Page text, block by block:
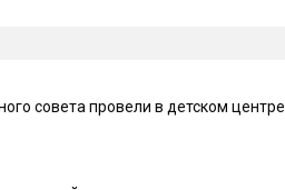
совета провели в детском центре